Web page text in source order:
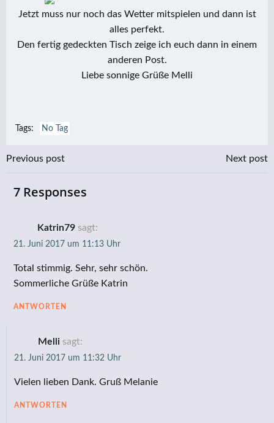
Jetzt muss nur noch das Wetter mitspielen und dann ist
alles perfekt.
Den fertig gedeckten Tisch zeige ich euch dann in einem
anderen Post.
Liebe sonnige Grüße Melli
Tags: No Tag
Post
navigation
Previous post Next post
7 Responses
Katrin79 sagt:
21. Juni 2017 um 11:13 Uhr
Total stimmig. Sehr, sehr schön.
Sommerliche Grüße Katrin
ANTWORTEN
Melli sagt:
21. Juni 2017 um 11:32 Uhr
Vielen lieben Dank. Gruß Melanie
ANTWORTEN